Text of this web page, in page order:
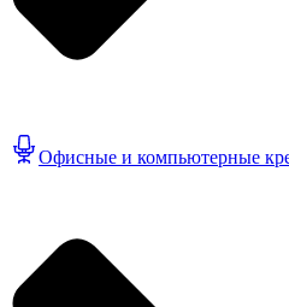
Офисные и компьютерные